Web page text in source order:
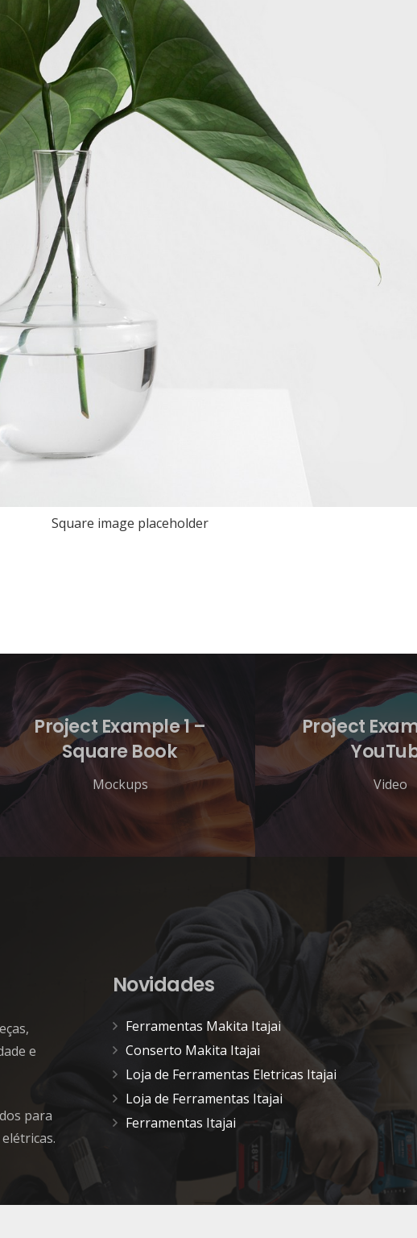
Square image placeholder
Project Example 1 –
Square Book
Mockups
Project
Video
e
para
Novidades
Ferramentas Makita Itajai
Conserto Makita Itajai
Loja de Ferramentas Eletricas Itajai
Loja de Ferramentas Itajai
Ferramentas Itajai